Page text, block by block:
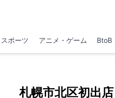
スポーツ アニメ・ゲーム BtoB
札幌市北区初出